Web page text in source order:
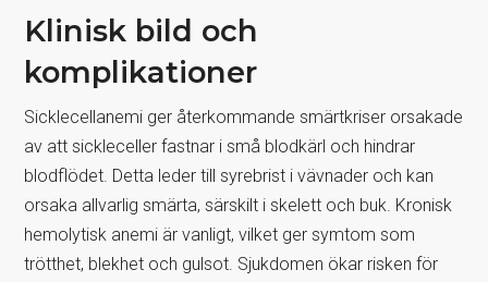
Klinisk bild och
komplikationer
Sicklecellanemi ger återkommande smärtkriser orsakade
av att sickleceller fastnar i små blodkärl och hindrar
blodflödet. Detta leder till syrebrist i vävnader och kan
orsaka allvarlig smärta, särskilt i skelett och buk. Kronisk
hemolytisk anemi är vanligt, vilket ger symtom som
trötthet, blekhet och gulsot. Sjukdomen ökar risken för